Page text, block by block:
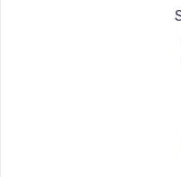
Ремонт
Ремонт
Ремонт
Ремонт